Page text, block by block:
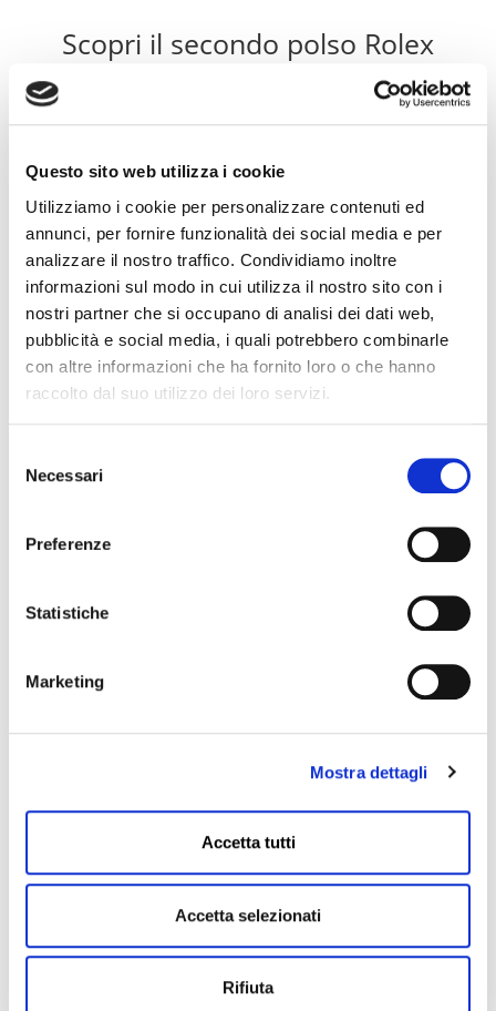
Questo sito web utilizza i cookie
Utilizziamo i cookie per personalizzare contenuti ed
annunci, per fornire funzionalità dei social media e per
analizzare il nostro traffico. Condividiamo inoltre
informazioni sul modo in cui utilizza il nostro sito con i
nostri partner che si occupano di analisi dei dati web,
pubblicità e social media, i quali potrebbero combinarle
con altre informazioni che ha fornito loro o che hanno
raccolto dal suo utilizzo dei loro servizi.
delNecessari
Preferenze
Statistiche
Marketing
Mostra dettagli
Accetta tutti
Accetta selezionati
Rifiuta
Scopri il secondo polso Rolex
Submariner
GMT Master
Milgauss